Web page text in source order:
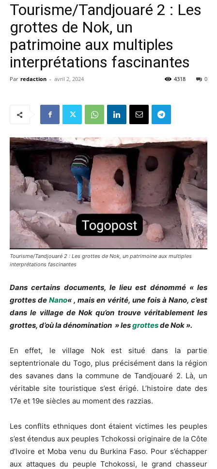
Tourisme/Tandjouaré 2 : Les
grottes de Nok, un
patrimoine aux multiples
interprétations fascinantes
Par redaction - avril 2, 2024 0
4318
Tourisme/Tandjouaré 2 : Les grottes de Nok, un patrimoine aux multiples
interprétations fascinantes
Dans certains documents, le lieu est dénommé « les
grottes deNano« , mais en vérité, une fois à Nano, c’est
dans le village de Nok qu’on trouve véritablement les
grottes, d’où la dénomination » lesgrottesde Nok ».
En effet, le village Nok est situé dans la partie
septentrionale du Togo, plus précisément dans la région
des savanes dans la commune de Tandjouaré 2. Là, un
véritable site touristique s’est érigé. L’histoire date des
17e et 19e siècles au moment des razzias.
Les conflits ethniques dont étaient victimes les peuples
s’est étendus aux peuples Tchokossi originaire de la Côte
d’Ivoire et Moba venu du Burkina Faso. Pour s’échapper
aux attaques du peuple Tchokossi, le grand chasseur